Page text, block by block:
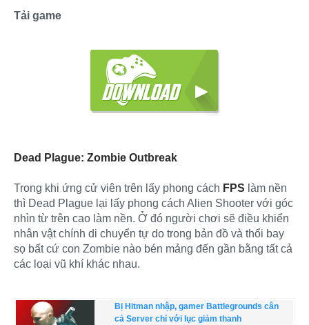
Tải game
Dead Plague: Zombie Outbreak
Trong khi ứng cử viên trên lấy phong cách FPS làm nền
thì Dead Plague lại lấy phong cách Alien Shooter với góc
nhìn từ trên cao làm nền. Ở đó người chơi sẽ điều khiển
nhân vật chính di chuyển tự do trong bản đồ và thổi bay
sọ bất cứ con Zombie nào bén mảng đến gần bằng tất cả
các loại vũ khí khác nhau.
Bị Hitman nhập, gamer Battlegrounds cân
cả Server chỉ với lục giảm thanh